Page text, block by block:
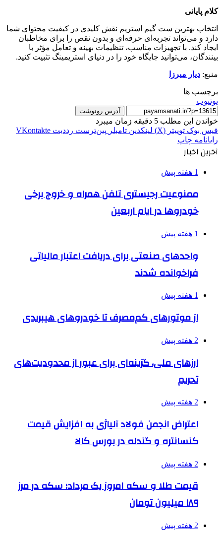
کلام پایانی
انتخاب بهترین ست گیم استریم نقش کلیدی در کیفیت محتوای شما
دارد و می‌تواند تجربه‌ای حرفه‌ای و بدون نقص را برای مخاطبان
ایجاد کند. با تجهیزات مناسب، تنظیمات بهینه و تعامل مؤثر با
بینندگان، می‌توانید جایگاه خود را در دنیای استریمینگ تثبیت کنید.
منبع: دیار میرزا
برچسب ها
یوتیوب
آدرس رونوشت
خواندن این مطلب 5 دقیقه زمان میبرد
فیس بوک توییتر (X) لینکدین ‫تامبلر ‫پین‌ترست ‫رددیت ‫VKontakte
رایانامه چاپ
آخرین اخبار
1 هفته پیش
ممنوعیت رجیستری تلفن همراه و خروج برخی
خودروها در ایام اربعین
1 هفته پیش
واحدهای صنعتی برای دریافت اعتبار مالیاتی
فراخوانده شدند
1 هفته پیش
از موتورهای کم‌مصرف تا خودروهای هیبریدی
2 هفته پیش
ارزهای ملی، گزینه‌ای برای عبور از محدودیت‌های
تحریم
2 هفته پیش
اعتراض انجمن فولاد آلیاژی به افزایش قیمت
کنسانتره و گندله در بورس کالا
2 هفته پیش
قیمت طلا و سکه امروز یک مرداد؛ سکه در مرز
۱۸۹ میلیون تومان
2 هفته پیش